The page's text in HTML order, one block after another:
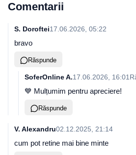
Comentarii
S. Doroftei17.06.2026, 05:22
bravo
Răspunde
SoferOnline A.17.06.2026, 16:01
💙 Mulțumim pentru apreciere!
Răspunde
V. Alexandru02.12.2025, 21:14
cum pot retine mai bine minte